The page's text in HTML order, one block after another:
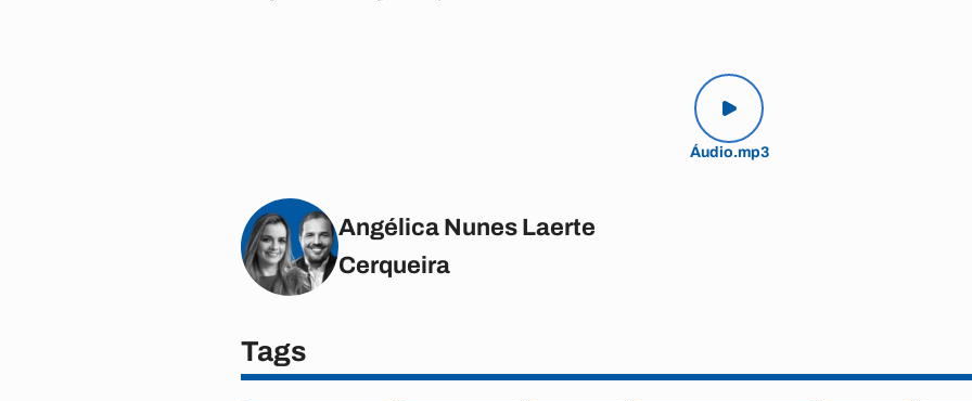
Áudio.mp3
Angélica Nunes Laerte
Cerqueira
Tags